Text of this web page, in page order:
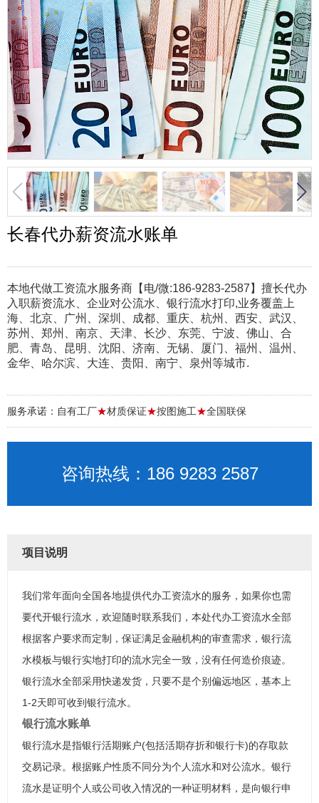
长春代办薪资流水账单
本地代做工资流水服务商【电/微:186-9283-2587】擅长代办
入职薪资流水、企业对公流水、银行流水打印,业务覆盖上
海、北京、广州、深圳、成都、重庆、杭州、西安、武汉、
苏州、郑州、南京、天津、长沙、东莞、宁波、佛山、合
肥、青岛、昆明、沈阳、济南、无锡、厦门、福州、温州、
金华、哈尔滨、大连、贵阳、南宁、泉州等城市.
服务承诺：自有工厂★材质保证★按图施工★全国联保
咨询热线：186 9283 2587
项目说明
我们常年面向全国各地提供代办工资流水的服务，如果你也需
要代开银行流水，欢迎随时联系我们，本处代办工资流水全部
根据客户要求而定制，保证满足金融机构的审查需求，银行流
水模板与银行实地打印的流水完全一致，没有任何造价痕迹。
银行流水全部采用快递发货，只要不是个别偏远地区，基本上
1-2天即可收到银行流水。
银行流水账单
银行流水是指银行活期账户(包括活期存折和银行卡)的存取款
交易记录。根据账户性质不同分为个人流水和对公流水。银行
流水是证明个人或公司收入情况的一种证明材料，是向银行申